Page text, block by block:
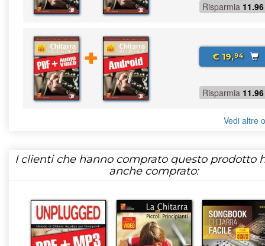
Risparmia 11.96
€ 19,94
Risparmia 11.96
Vedi altre
I clienti che hanno comprato questo prodotto
anche comprato: